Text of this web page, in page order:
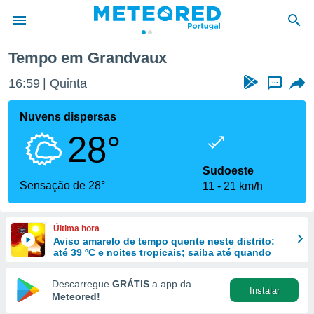
da
foi
fornecidas
a este
das
e
forma
digital
Tempo em Grandvaux
16:59 Quinta ...
Nuvens dispersas
28°
Sensação de 28°
Sudoeste
11
21 km/h
Última hora
Aviso amarelo de tempo quente neste distrito:
até 39 ºC e noites tropicais; saiba até quando
Descarregue GRÁTIS a app da
Meteored!
Instalar